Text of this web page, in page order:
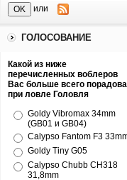
или
ГОЛОСОВАНИЕ
Какой из ниже
перечисленных воблеров
Вас больше всего
при ловле Головля
Goldy Vibromax 34mm
(GB01 и GB04)
Calypso Fantom F3
Goldy Tiny G05
Calypso Chubb CH318
31,8mm